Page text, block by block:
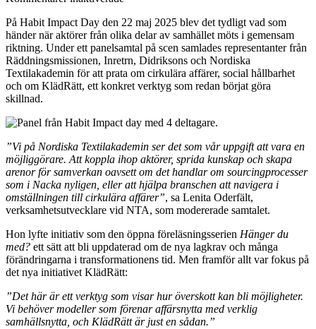
mode
och
social
nytta
–
samverkan
På Habit Impact Day den 22 maj 2025 blev det tydligt vad som
händer när aktörer från olika delar av samhället möts i gemensam
riktning. Under ett panelsamtal på scen samlades representanter från
Räddningsmissionen, Inretrn, Didriksons och Nordiska
Textilakademin för att prata om cirkulära affärer, social hållbarhet
och om KlädRätt, ett konkret verktyg som redan börjat göra
skillnad.
”Vi på Nordiska Textilakademin ser det som vår uppgift att vara en
möjliggörare. Att koppla ihop aktörer, sprida kunskap och skapa
arenor för samverkan oavsett om det handlar om sourcingprocesser
som i Nacka nyligen, eller att hjälpa branschen att navigera i
omställningen till cirkulära affärer”, sa Lenita Oderfält,
verksamhetsutvecklare vid NTA, som modererade samtalet.
Hon lyfte initiativ som den öppna föreläsningsserien Hänger du
med? ett sätt att bli uppdaterad om de nya lagkrav och många
förändringarna i transformationens tid. Men framför allt var fokus på
det nya initiativet KlädRätt:
”Det här är ett verktyg som visar hur överskott kan bli möjligheter.
Vi behöver modeller som förenar affärsnytta med verklig
samhällsnytta, och KlädRätt är just en sådan.”